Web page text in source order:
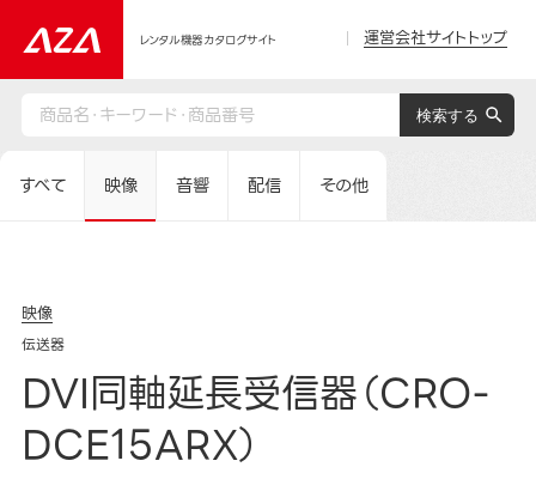
レンタル機器カタログサイト 運営会社サイトトップ
すべて 映像 音響 配信 その他
映像
伝送器
DVI同軸延長受信器（CRO-
DCE15ARX）